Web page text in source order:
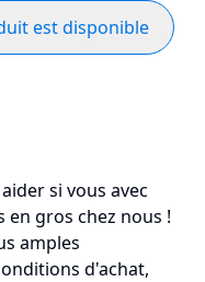
est disponible
si vous avec
gros chez nous !
amples
d'achat,